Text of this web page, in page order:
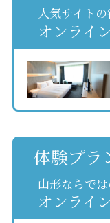
人気サイト
オンライ
体験プラ
山形ならで
オンライ